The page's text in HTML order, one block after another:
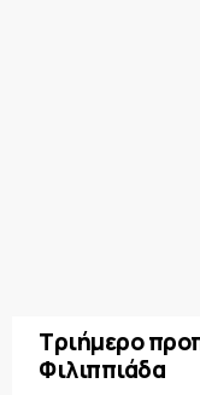
Τριήμερο
Φιλιππιάδα